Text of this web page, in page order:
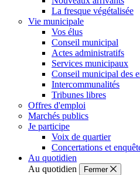
La fresque végétalisée
Vie municipale
Vos élus
Conseil municipal
Actes administratifs
Services municipaux
Conseil municipal des
Intercommunalités
Tribunes libres
Offres d'emploi
Marchés publics
Je participe
Voix de quartier
Concertations et
Au quotidien
Au quotidien
Fermer